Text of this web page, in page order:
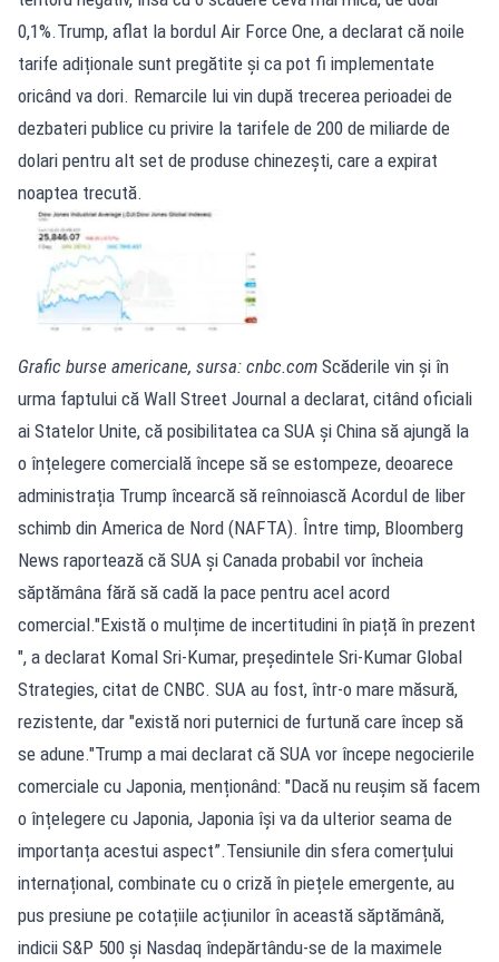
0,1%.Trump, aflat la bordul Air Force One, a declarat că noile
tarife adiționale sunt pregătite și ca pot fi implementate
oricând va dori. Remarcile lui vin după trecerea perioadei de
dezbateri publice cu privire la tarifele de 200 de miliarde de
dolari pentru alt set de produse chinezești, care a expirat
noaptea trecută.
Grafic burse americane, sursa: cnbc.com Scăderile vin și în
urma faptului că Wall Street Journal a declarat, citând oficiali
ai Statelor Unite, că posibilitatea ca SUA și China să ajungă la
o înțelegere comercială începe să se estompeze, deoarece
administrația Trump încearcă să reînnoiască Acordul de liber
schimb din America de Nord (NAFTA). Între timp, Bloomberg
News raportează că SUA și Canada probabil vor încheia
săptămâna fără să cadă la pace pentru acel acord
comercial."Există o mulțime de incertitudini în piață în prezent
", a declarat Komal Sri-Kumar, președintele Sri-Kumar Global
Strategies, citat de CNBC. SUA au fost, într-o mare măsură,
rezistente, dar "există nori puternici de furtună care încep să
se adune."Trump a mai declarat că SUA vor începe negocierile
comerciale cu Japonia, menționând: "Dacă nu reușim să facem
o înțelegere cu Japonia, Japonia își va da ulterior seama de
importanța acestui aspect”.Tensiunile din sfera comerțului
internațional, combinate cu o criză în piețele emergente, au
pus presiune pe cotațiile acțiunilor în această săptămână,
indicii S&P 500 și Nasdaq îndepărtându-se de la maximele